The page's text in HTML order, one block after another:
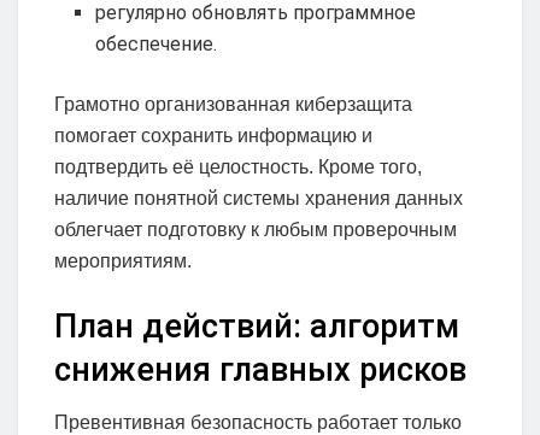
регулярно обновлять программное
обеспечение.
Грамотно организованная киберзащита
помогает сохранить информацию и
подтвердить её целостность. Кроме того,
наличие понятной системы хранения данных
облегчает подготовку к любым проверочным
мероприятиям.
План действий: алгоритм
снижения главных рисков
Превентивная безопасность работает только